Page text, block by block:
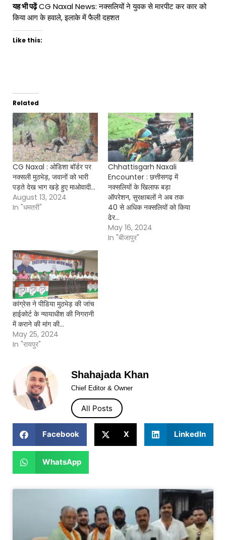
यह भी पढ़ेंCG Naxal News: नक्सलियों ने युवक से मारपीट कर कार को
किया आग के हवाले, इलाके में फैली दहशत
Like this:
Related
CG Naxal : ओडिशा बॉर्डर पर
नक्सली मुठभेड़, जवानों को भारी
पड़ते देख भाग खड़े हुए माओवादी…
August 13, 2024
In "धमतरी"
Chhattisgarh Naxali
Encounter : छत्तीसगढ़ में
नक्सलियों के खिलाफ बड़ा
ऑपरेशन, सुरक्षाबलों ने अब तक
40 से अधिक नक्सलियों को किया
ढेर…
May 16, 2024
In "बीजापुर"
कांग्रेस ने पीडिया मुठभेड़ की जांच
हाईकोर्ट के न्यायाधीश की निगरानी
में कराने की मांग की…
May 25, 2024
In "रायपुर"
Shahajada Khan
Chief Editor & Owner
All Posts
Facebook X LinkedIn
WhatsApp